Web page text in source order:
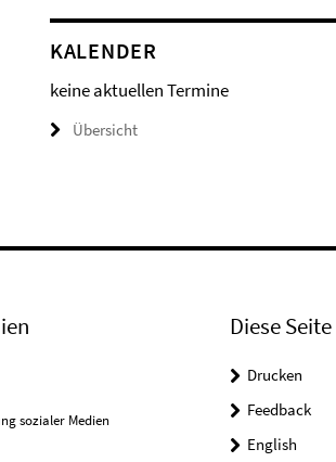
KALENDER
keine aktuellen Termine
Übersicht
sozialer Medien
Diese Seite
Drucken
Feedback
English